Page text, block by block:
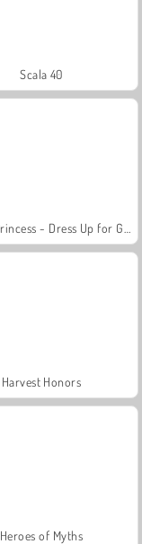
Scala 40
Harvest Honors
Heroes of Myths